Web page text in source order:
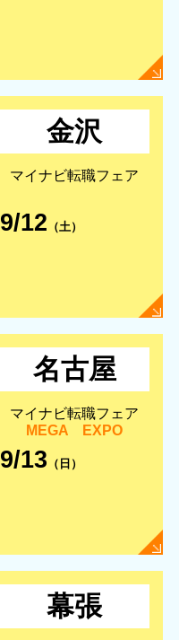
金沢
マイナビ転職フェア
9/12 （土）
名古屋
マイナビ転職フェア
MEGA EXPO
9/13 （日）
幕張